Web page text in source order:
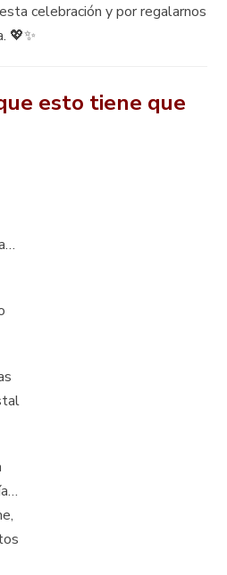
celebración y por regalarnos
💖✨
esto tiene que